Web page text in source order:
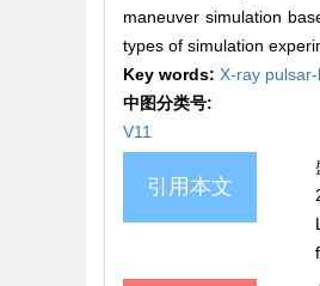
maneuver simulation
types of simulation
Key words: X-ray
中图分类号:
V11
引用本文